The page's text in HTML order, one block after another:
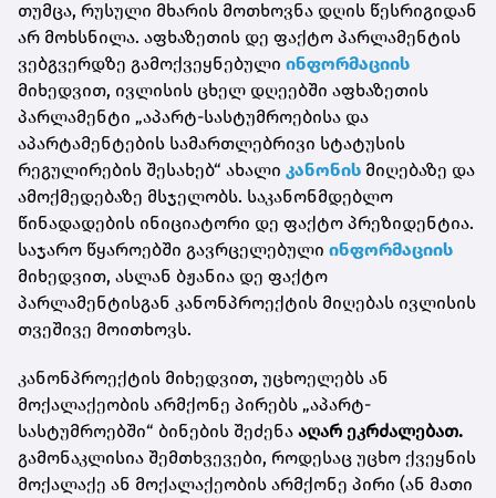
თუმცა, რუსული მხარის მოთხოვნა დღის წესრიგიდან
არ მოხსნილა. აფხაზეთის დე ფაქტო პარლამენტის
ვებგვერდზე გამოქვეყნებული ინფორმაციის
მიხედვით, ივლისის ცხელ დღეებში აფხაზეთის
პარლამენტი „აპარტ-სასტუმროებისა და
აპარტამენტების სამართლებრივი სტატუსის
რეგულირების შესახებ“ ახალი კანონის მიღებაზე და
ამოქმედებაზე მსჯელობს. საკანონმდებლო
წინადადების ინიციატორი დე ფაქტო პრეზიდენტია.
საჯარო წყაროებში გავრცელებული ინფორმაციის
მიხედვით, ასლან ბჟანია დე ფაქტო
პარლამენტისგან კანონპროექტის მიღებას ივლისის
თვეშივე მოითხოვს.
კანონპროექტის მიხედვით, უცხოელებს ან
მოქალაქეობის არმქონე პირებს „აპარტ-
სასტუმროებში“ ბინების შეძენა აღარ ეკრძალებათ.
გამონაკლისია შემთხვევები, როდესაც უცხო ქვეყნის
მოქალაქე ან მოქალაქეობის არმქონე პირი (ან მათი